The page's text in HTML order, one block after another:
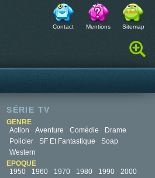
Contact Mentions Sitemap
Rechercher :
SÉRIE TV
GENRE
Action
Aventure Comédie
Drame
Policier
SF Et Fantastique
Soap
Western
EPOQUE
1950
1960 1970 1980 1990
2000